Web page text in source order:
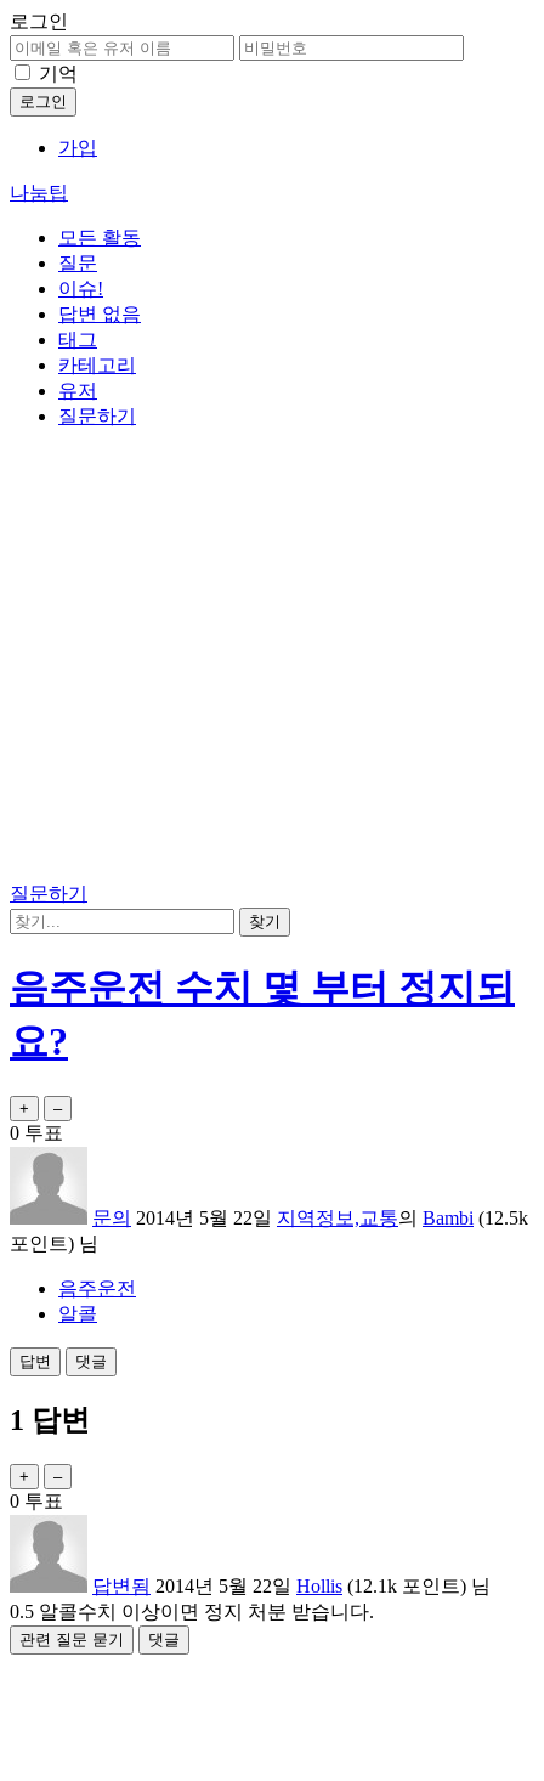
로그인
기억
가입
나눔팁
모든 활동
질문
이슈!
답변 없음
태그
카테고리
유저
질문하기
질문하기
음주운전 수치 몇 부터 정지되
요?
0 투표
문의 2014년 5월 22일 지역정보,교통의 Bambi (12.5k
포인트) 님
음주운전
알콜
1 답변
0 투표
답변됨 2014년 5월 22일 Hollis (12.1k 포인트) 님
0.5 알콜수치 이상이면 정지 처분 받습니다.